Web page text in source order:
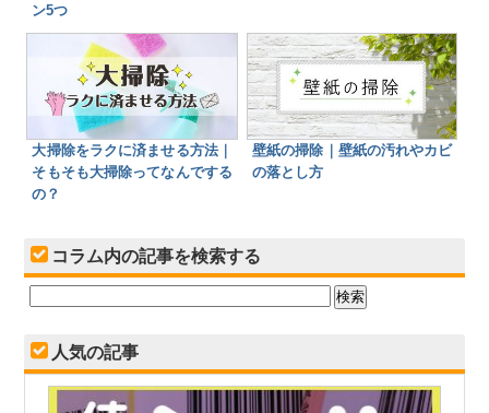
ン5つ
大掃除をラクに済ませる方法｜
そもそも大掃除ってなんでする
の？
壁紙の掃除｜壁紙の汚れやカビ
の落とし方
コラム内の記事を検索する
人気の記事